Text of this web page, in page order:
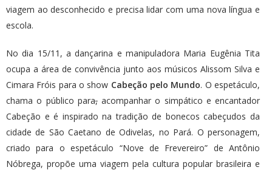
viagem ao desconhecido e precisa lidar com uma nova língua e
escola.
No dia 15/11, a dançarina e manipuladora Maria Eugênia Tita
ocupa a área de convivência junto aos músicos Alissom Silva e
Cimara Fróis para o show Cabeção pelo Mundo. O espetáculo,
chama o público para,acompanhar o simpático e encantador
Cabeção e é inspirado na tradição de bonecos cabeçudos da
cidade de São Caetano de Odivelas, no Pará. O personagem,
criado para o espetáculo “Nove de Frevereiro” de Antônio
Nóbrega, propõe uma viagem pela cultura popular brasileira e